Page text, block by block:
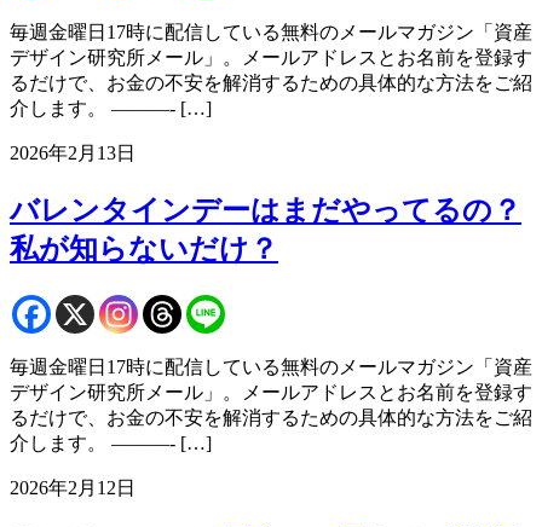
毎週金曜日17時に配信している無料のメールマガジン「資産
デザイン研究所メール」。メールアドレスとお名前を登録す
るだけで、お金の不安を解消するための具体的な方法をご紹
介します。 ———- […]
2026年2月13日
バレンタインデーはまだやってるの？
私が知らないだけ？
毎週金曜日17時に配信している無料のメールマガジン「資産
デザイン研究所メール」。メールアドレスとお名前を登録す
るだけで、お金の不安を解消するための具体的な方法をご紹
介します。 ———- […]
2026年2月12日